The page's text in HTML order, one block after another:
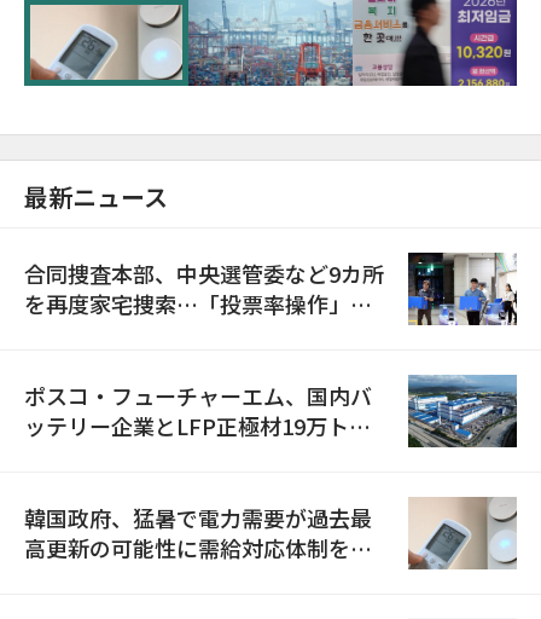
に需給対応体制を点検
最新ニュース
合同捜査本部、中央選管委など9カ所
を再度家宅捜索…「投票率操作」の
ポスコ・フューチャーエム、国内バ
ッテリー企業とLFP正極材19万トン
韓国政府、猛暑で電力需要が過去最
高更新の可能性に需給対応体制を点